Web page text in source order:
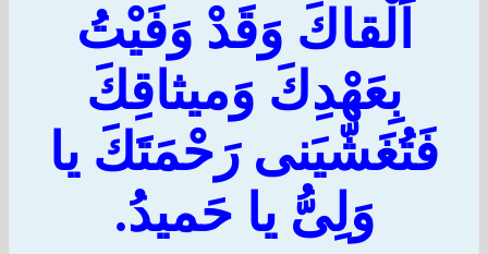
اَلْقاكَ وَقَدْ وَفَيْتُ
بِعَهْدِكَ وَميثاقِكَ
فَتُغَشّيَنى رَحْمَتَكَ يا
وَلِىُّ يا حَميدُ.